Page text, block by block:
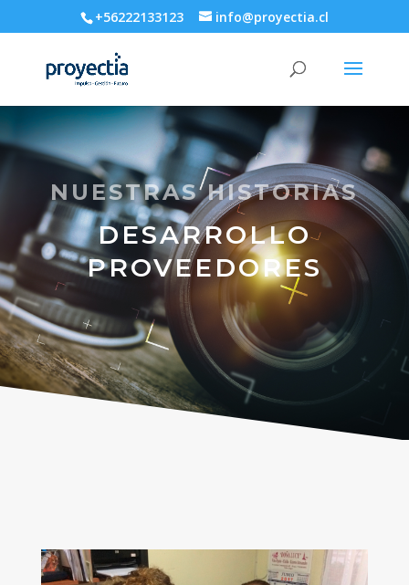
+56222133123 info@proyectia.cl
NUESTRAS HISTORIAS
DESARROLLO
PROVEEDORES